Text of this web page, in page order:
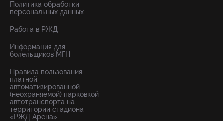
Политика обработки
персональных данных
Работа в РЖД
Информация для
болельщиков МГН
Правила пользования
платной
автоматизированной
(неохраняемой) парковкой
автотранспорта на
территории стадиона
«РЖД Арена»